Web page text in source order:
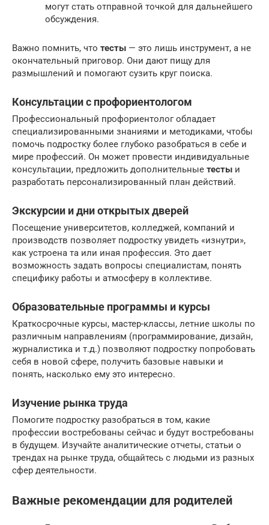
могут стать отправной точкой для дальнейшего
обсуждения.
Важно помнить, что тесты — это лишь инструмент, а не
окончательный приговор. Они дают пищу для
размышлений и помогают сузить круг поиска.
Консультации с профориентологом
Профессиональный профориентолог обладает
специализированными знаниями и методиками, чтобы
помочь подростку более глубоко разобраться в себе и
мире профессий. Он может провести индивидуальные
консультации, предложить дополнительные тесты и
разработать персонализированный план действий.
Экскурсии и дни открытых дверей
Посещение университетов, колледжей, компаний и
производств позволяет подростку увидеть «изнутри»,
как устроена та или иная профессия. Это дает
возможность задать вопросы специалистам, понять
специфику работы и атмосферу в коллективе.
Образовательные программы и курсы
Краткосрочные курсы, мастер-классы, летние школы по
различным направлениям (программирование, дизайн,
журналистика и т.д.) позволяют подростку попробовать
себя в новой сфере, получить базовые навыки и
понять, насколько ему это интересно.
Изучение рынка труда
Помогите подростку разобраться в том, какие
профессии востребованы сейчас и будут востребованы
в будущем. Изучайте аналитические отчеты, статьи о
трендах на рынке труда, общайтесь с людьми из разных
сфер деятельности.
Важные рекомендации для родителей